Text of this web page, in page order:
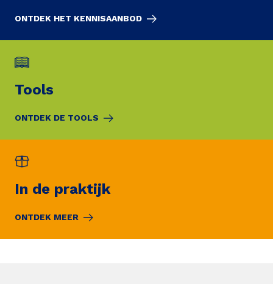
ONTDEK HET KENNISAANBOD
Tools
ONTDEK DE TOOLS
In de praktijk
ONTDEK MEER